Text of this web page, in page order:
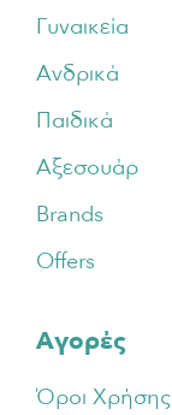
Γυναικεία
Ανδρικά
Παιδικά
Αξεσουάρ
Brands
Offers
Αγορές
Όροι Χρήσης